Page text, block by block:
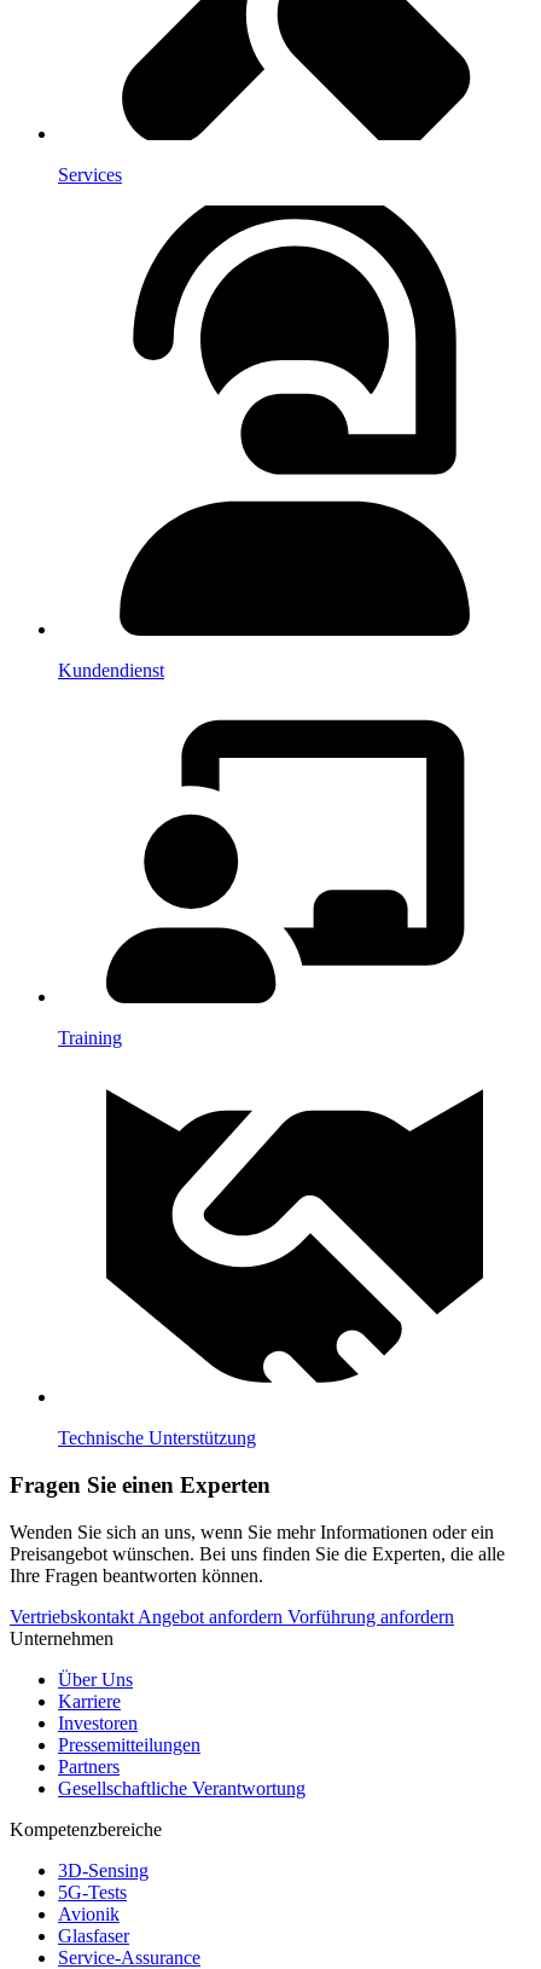
Services
Kundendienst
Training
Technische Unterstützung
Fragen Sie einen Experten
Wenden Sie sich an uns, wenn Sie mehr Informationen oder ein
Preisangebot wünschen. Bei uns finden Sie die Experten, die alle
Ihre Fragen beantworten können.
Vertriebskontakt Angebot anfordern Vorführung anfordern
Unternehmen
Über Uns
Karriere
Investoren
Pressemitteilungen
Partners
Gesellschaftliche Verantwortung
Kompetenzbereiche
3D-Sensing
5G-Tests
Avionik
Glasfaser
Service-Assurance